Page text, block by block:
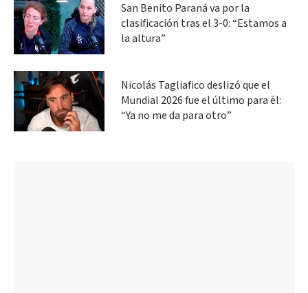
San Benito Paraná va por la
clasificación tras el 3-0: “Estamos a
la altura”
Nicolás Tagliafico deslizó que el
Mundial 2026 fue el último para él:
“Ya no me da para otro”